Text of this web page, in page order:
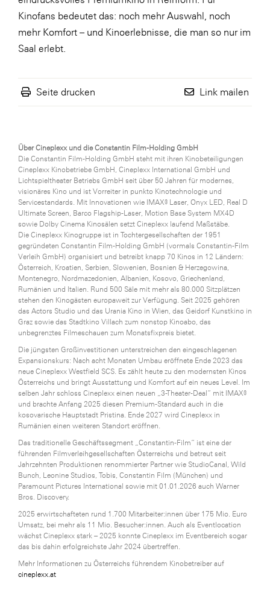
Kinofans bedeutet das: noch mehr Auswahl, noch
mehr Komfort – und Kinoerlebnisse, die man so nur im
Saal erlebt.
Seite drucken Link mailen
Über Cineplexx und die Constantin Film-Holding GmbH
Die Constantin Film-Holding GmbH steht mit ihren Kinobeteiligungen
Cineplexx Kinobetriebe GmbH, Cineplexx International GmbH und
Lichtspieltheater Betriebs GmbH seit über 50 Jahren für modernes,
visionäres Kino und ist Vorreiter in punkto Kinotechnologie und
Servicestandards. Mit Innovationen wie IMAX® Laser, Onyx LED, Real D
Ultimate Screen, Barco Flagship-Laser, Motion Base System MX4D
sowie Dolby Cinema Kinosälen setzt Cineplexx laufend Maßstäbe.
Die Cineplexx Kinogruppe ist in Tochtergesellschaften der 1951
gegründeten Constantin Film-Holding GmbH (vormals Constantin-Film
Verleih GmbH) organisiert und betreibt knapp 70 Kinos in 12 Ländern:
Österreich, Kroatien, Serbien, Slowenien, Bosnien & Herzegowina,
Montenegro, Nordmazedonien, Albanien, Kosovo, Griechenland,
Rumänien und Italien. Rund 500 Säle mit mehr als 80.000 Sitzplätzen
stehen den Kinogästen europaweit zur Verfügung. Seit 2025 gehören
das Actors Studio und das Urania Kino in Wien, das Geidorf Kunstkino in
Graz sowie das Stadtkino Villach zum nonstop Kinoabo, das
unbegrenztes Filmeschauen zum Monatsfixpreis bietet.
Die jüngsten Großinvestitionen unterstreichen den eingeschlagenen
Expansionskurs: Nach acht Monaten Umbau eröffnete Ende 2023 das
neue Cineplexx Westfield SCS. Es zählt heute zu den modernsten Kinos
Österreichs und bringt Ausstattung und Komfort auf ein neues Level. Im
selben Jahr schloss Cineplexx einen neuen „3-Theater-Deal“ mit IMAX®
und brachte Anfang 2025 diesen Premium-Standard auch in die
kosovarische Hauptstadt Pristina. Ende 2027 wird Cineplexx in
Rumänien einen weiteren Standort eröffnen.
Das traditionelle Geschäftssegment „Constantin-Film“ ist eine der
führenden Filmverleihgesellschaften Österreichs und betreut seit
Jahrzehnten Produktionen renommierter Partner wie StudioCanal, Wild
Bunch, Leonine Studios, Tobis, Constantin Film (München) und
Paramount Pictures International sowie mit 01.01.2026 auch Warner
Bros. Discovery.
2025 erwirtschafteten rund 1.700 Mitarbeiter:innen über 175 Mio. Euro
Umsatz, bei mehr als 11 Mio. Besucher:innen. Auch als Eventlocation
wächst Cineplexx stark – 2025 konnte Cineplexx im Eventbereich sogar
das bis dahin erfolgreichste Jahr 2024 übertreffen.
Mehr Informationen zu Österreichs führendem Kinobetreiber auf
cineplexx.at